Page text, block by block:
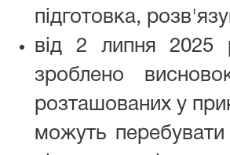
підготовка,
від 2 липня
зроблено
розташованих у
можуть